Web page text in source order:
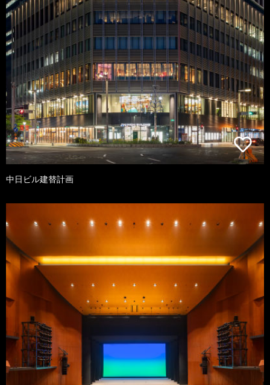
中日ビル建替計画